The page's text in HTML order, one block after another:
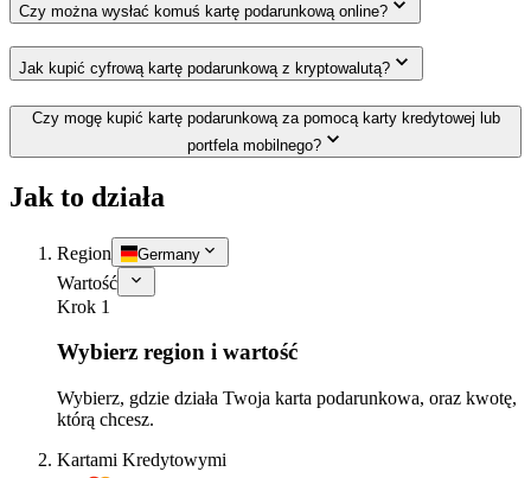
Czy można wysłać komuś kartę podarunkową online?
Jak kupić cyfrową kartę podarunkową z kryptowalutą?
Czy mogę kupić kartę podarunkową za pomocą karty kredytowej lub
portfela mobilnego?
Jak to działa
Region Germany
Wartość
Krok 1
Wybierz region i wartość
Wybierz, gdzie działa Twoja karta podarunkowa, oraz kwotę,
którą chcesz.
Kartami Kredytowymi